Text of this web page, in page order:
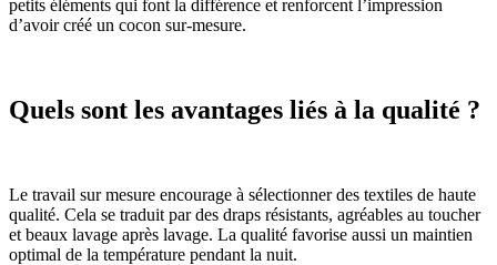
petits éléments qui font la différence et renforcent l’impression
d’avoir créé un cocon sur-mesure.
Quels sont les avantages liés à la qualité ?
Le travail sur mesure encourage à sélectionner des textiles de haute
qualité. Cela se traduit par des draps résistants, agréables au toucher
et beaux lavage après lavage. La qualité favorise aussi un maintien
optimal de la température pendant la nuit.